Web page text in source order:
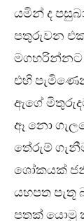
යමින් ද
පතුරුවන
මගහරින්නට
එහි
ඇගේ
ඈ නො
තේරුම්
ශෝකයක්
යහපත පැතූ
පතක් යොමු